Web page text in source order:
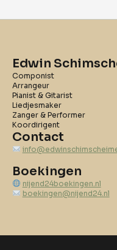
Edwin
Componist
Arrangeur
Pianist & Gitarist
Liedjesmaker
Zanger & Performer
Koordirigent
Contact
Boekingen
nijend24boekingen.nl
boekingen@nijend24.nl